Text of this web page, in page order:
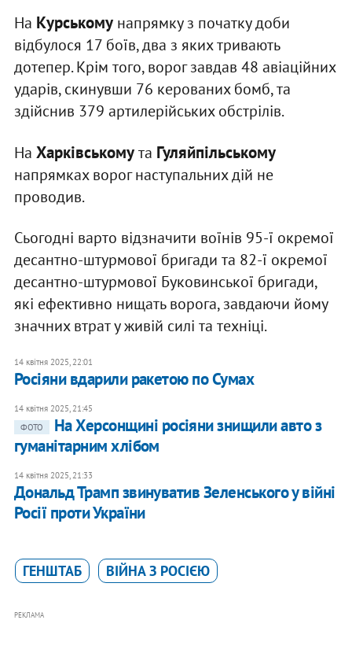
На Курськомунапрямку з початку доби
відбулося 17 боїв, два з яких тривають
дотепер. Крім того, ворог завдав 48 авіаційних
ударів, скинувши 76 керованих бомб, та
здійснив 379 артилерійських обстрілів.
На Харківськомута Гуляйпільському
напрямках ворог наступальних дій не
проводив.
Сьогодні варто відзначити воїнів 95-ї окремої
десантно-штурмової бригади та 82-ї окремої
десантно-штурмової Буковинської бригади,
які ефективно нищать ворога, завдаючи йому
значних втрат у живій силі та техніці.
14 квітня 2025, 22:01
Росіяни вдарили ракетою по Сумах
14 квітня 2025, 21:45
ФОТО
На Херсонщині росіяни знищили авто з
гуманітарним хлібом
14 квітня 2025, 21:33
Дональд Трамп звинуватив Зеленського у війні
Росії проти України
ГЕНШТАБ ВІЙНА З РОСІЄЮ
РЕКЛАМА